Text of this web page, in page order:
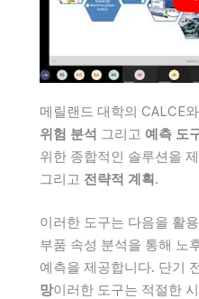
메릴랜드 대학의 CALCE
위험 분석 그리고 예측 도
위한 종합적인 솔루션을
그리고 전략적 계획 .
이러한 도구는 다음을 활
부품 속성 분석을 통해 노
예측을 제공합니다. 단기
망이러한 도구는 적절한